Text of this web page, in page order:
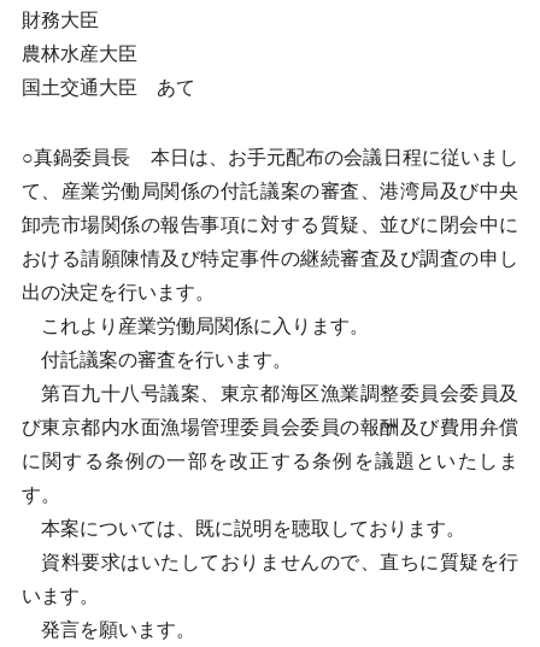
財務大臣
農林水産大臣
国土交通大臣 あて
○真鍋委員長 本日は、お手元配布の会議日程に従いまし
て、産業労働局関係の付託議案の審査、港湾局及び中央
卸売市場関係の報告事項に対する質疑、並びに閉会中に
おける請願陳情及び特定事件の継続審査及び調査の申し
出の決定を行います。
これより産業労働局関係に入ります。
付託議案の審査を行います。
第百九十八号議案、東京都海区漁業調整委員会委員及
び東京都内水面漁場管理委員会委員の報酬及び費用弁償
に関する条例の一部を改正する条例を議題といたしま
す。
本案については、既に説明を聴取しております。
資料要求はいたしておりませんので、直ちに質疑を行
います。
発言を願います。